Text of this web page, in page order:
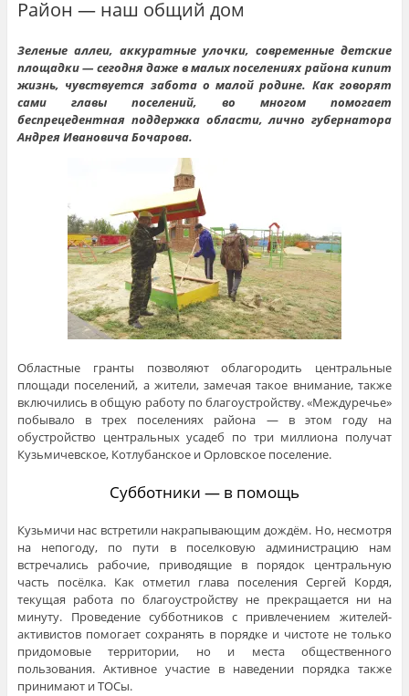
Район — наш общий дом
Зеленые аллеи, аккуратные улочки, современные детские
площадки — сегодня даже в малых поселениях района кипит
жизнь, чувствуется забота о малой родине. Как говорят
сами главы поселений, во многом помогает
беспрецедентная поддержка области, лично губернатора
Андрея Ивановича Бочарова.
Областные гранты позволяют облагородить центральные
площади поселений, а жители, замечая такое внимание, также
включились в общую работу по благоустройству. «Междуречье»
побывало в трех поселениях района — в этом году на
обустройство центральных усадеб по три миллиона получат
Кузьмичевское, Котлубанское и Орловское поселение.
Субботники — в помощь
Кузьмичи нас встретили накрапывающим дождём. Но, несмотря
на непогоду, по пути в поселковую администрацию нам
встречались рабочие, приводящие в порядок центральную
часть посёлка. Как отметил глава поселения Сергей Кордя,
текущая работа по благоустройству не прекращается ни на
минуту. Проведение субботников с привлечением жителей-
активистов помогает сохранять в порядке и чистоте не только
придомовые территории, но и места общественного
пользования. Активное участие в наведении порядка также
принимают и ТОСы.